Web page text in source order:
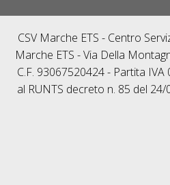
CSV Marche ETS - Centro
Marche ETS - Via Della
C.F. 93067520424 - Partita
al RUNTS decreto n. 85 del